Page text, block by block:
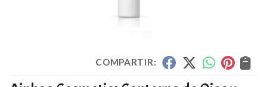
COMPARTIR: